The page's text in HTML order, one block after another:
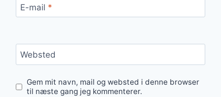
E-mail *
Websted
Gem mit navn, mail og websted i denne browser
til næste gang jeg kommenterer.